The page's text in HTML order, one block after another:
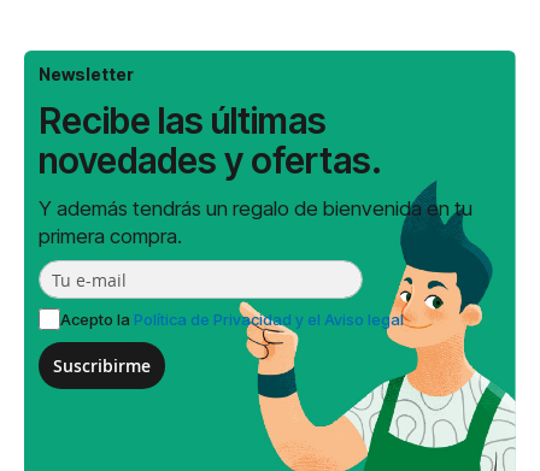
Newsletter
Recibe las últimas
novedades y ofertas.
Y además tendrás un regalo de bienvenida en tu
primera compra.
Acepto la Política de Privacidad y el Aviso legal
Suscribirme